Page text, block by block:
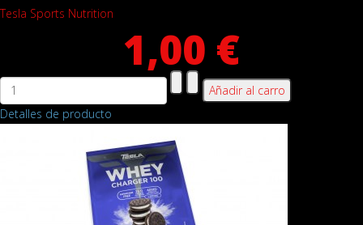
Tesla Sports Nutrition
1,00 €
Detalles de producto